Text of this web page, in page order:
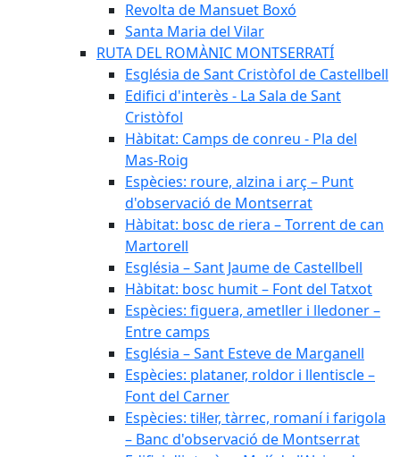
Revolta de Mansuet Boxó
Santa Maria del Vilar
RUTA DEL ROMÀNIC MONTSERRATÍ
Església de Sant Cristòfol de Castellbell
Edifici d'interès - La Sala de Sant
Cristòfol
Hàbitat: Camps de conreu - Pla del
Mas-Roig
Espècies: roure, alzina i arç – Punt
d'observació de Montserrat
Hàbitat: bosc de riera – Torrent de can
Martorell
Església – Sant Jaume de Castellbell
Hàbitat: bosc humit – Font del Tatxot
Espècies: figuera, ametller i lledoner –
Entre camps
Església – Sant Esteve de Marganell
Espècies: plataner, roldor i llentiscle –
Font del Carner
Espècies: til·ler, tàrrec, romaní i farigola
– Banc d'observació de Montserrat